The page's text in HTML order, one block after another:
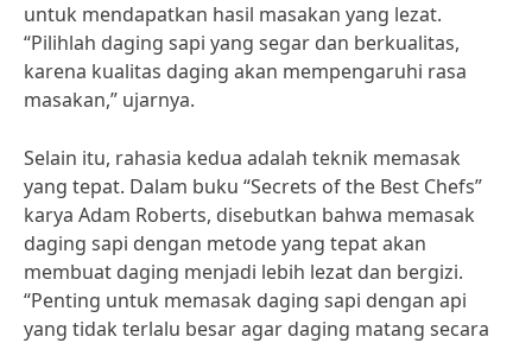
untuk mendapatkan hasil masakan yang lezat.
“Pilihlah daging sapi yang segar dan berkualitas,
karena kualitas daging akan mempengaruhi rasa
masakan,” ujarnya.
Selain itu, rahasia kedua adalah teknik memasak
yang tepat. Dalam buku “Secrets of the Best Chefs”
karya Adam Roberts, disebutkan bahwa memasak
daging sapi dengan metode yang tepat akan
membuat daging menjadi lebih lezat dan bergizi.
“Penting untuk memasak daging sapi dengan api
yang tidak terlalu besar agar daging matang secara